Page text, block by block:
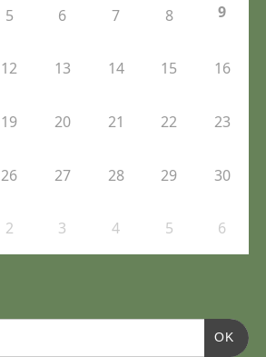
5 6 7 8 9
12 13 14 15 16
19 20 21 22 23
26 27 28 29 30
2 3 4 5 6
OK